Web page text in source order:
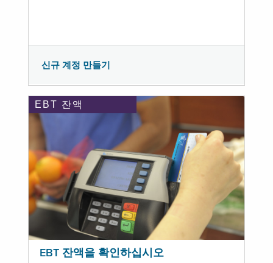
신규 계정 만들기
EBT 잔액
EBT 잔액을 확인하십시오